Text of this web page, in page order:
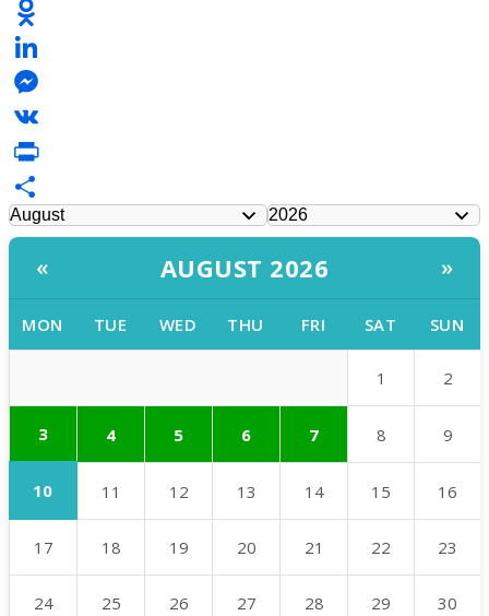
Facebook
Odnoklassniki
LinkedIn
Messenger
VK
PrintFriendly
Share
« AUGUST 2026 »
MON TUE WED THU FRI SAT SUN
1 2
3 4 5 6 7 8 9
10 11 12 13 14 15 16
17 18 19 20 21 22 23
24 25 26 27 28 29 30